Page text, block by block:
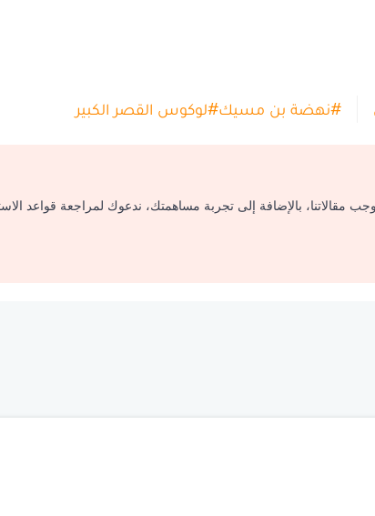
#نهضة بن مسيك#لوكوس القصر الكبير
مقالاتنا، بالإضافة إلى تجربة مساهمتك، ندعوك لمراجعة قواعد